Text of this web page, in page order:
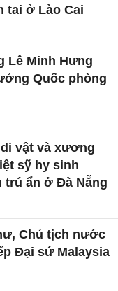
tai ở Lào Cai
Lê Minh Hưng
Quốc phòng
vật và xương
sỹ hy sinh
trú ẩn ở Đà Nẵng
Chủ tịch nước
Đại sứ Malaysia